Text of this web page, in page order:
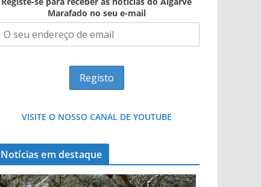
Marafado no seu e-mail
VISITE O NOSSO CANAL DE YOUTUBE
Notícias em destaque